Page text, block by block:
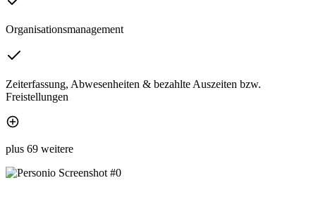
Organisationsmanagement
Zeiterfassung, Abwesenheiten & bezahlte Auszeiten bzw.
Freistellungen
plus 69 weitere